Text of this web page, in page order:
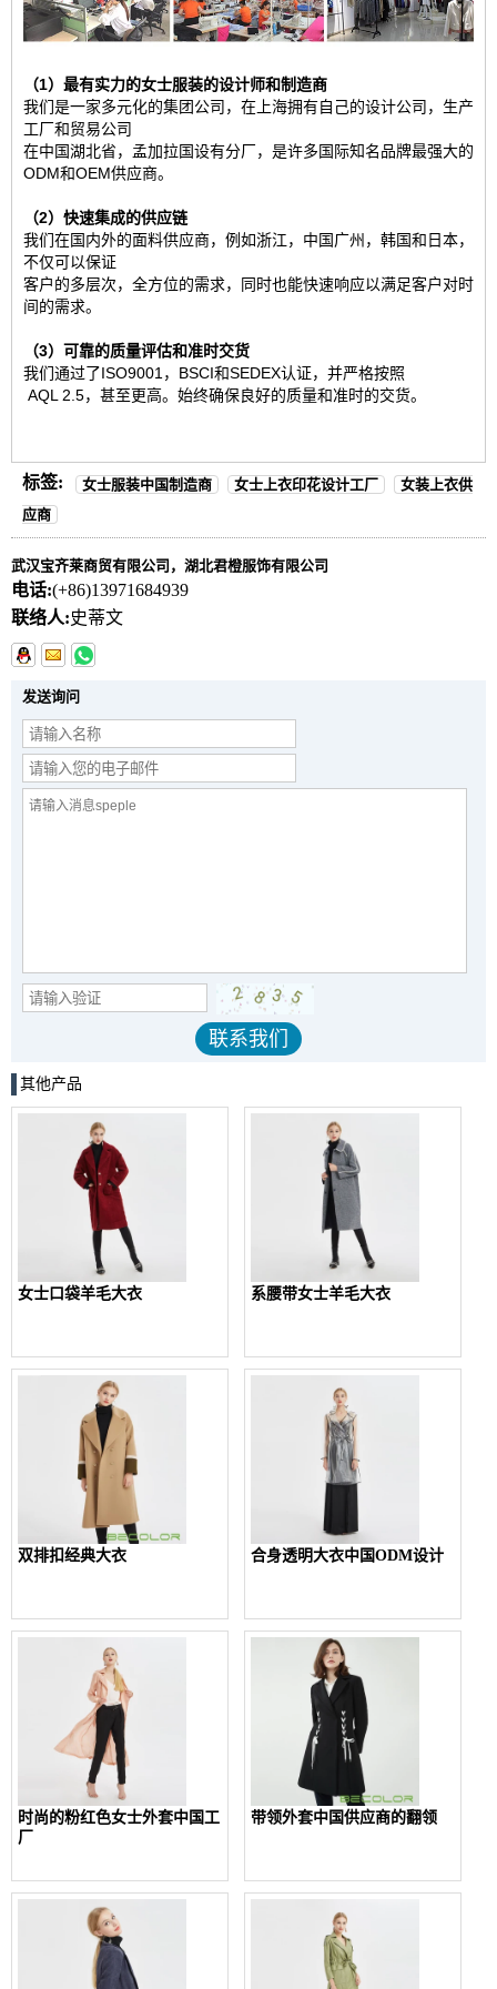
（1）最有实力的女士服装的设计师和制造商
我们是一家多元化的集团公司，在上海拥有自己的设计公司，生产
工厂和贸易公司
在中国湖北省，孟加拉国设有分厂，是许多国际知名品牌最强大的
ODM和OEM供应商。
（2）快速集成的供应链
我们在国内外的面料供应商，例如浙江，中国广州，韩国和日本，
不仅可以保证
客户的多层次，全方位的需求，同时也能快速响应以满足客户对时
间的需求。
（3）可靠的质量评估和准时交货
我们通过了ISO9001，BSCI和SEDEX认证，并严格按照
AQL 2.5，甚至更高。始终确保良好的质量和准时的交货。
标签: 女士服装中国制造商 女士上衣印花设计工厂
女装上衣供
应商
武汉宝齐莱商贸有限公司，湖北君橙服饰有限公司
电话:(+86)13971684939
联络人:史蒂文
发送询问
其他产品
女士口袋羊毛大衣 系腰带女士羊毛大衣
双排扣经典大衣 合身透明大衣中国ODM设计
时尚的粉红色女士外套中国工
厂
带领外套中国供应商的翻领